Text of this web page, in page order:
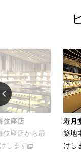
伎座店
伎座店から最
します
寿月
築地
けし